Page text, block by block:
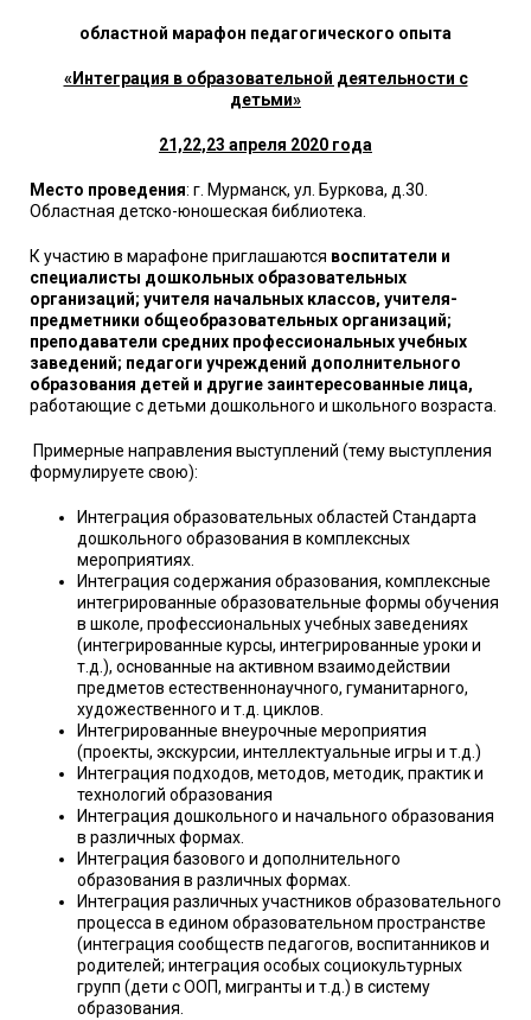
областной марафон педагогического опыта
«Интеграция в образовательной деятельности с
детьми»
21,22,23 апреля 2020 года
Место проведения: г. Мурманск, ул. Буркова, д.30.
Областная детско-юношеская библиотека.
К участию в марафоне приглашаются воспитатели и
специалисты дошкольных образовательных
организаций; учителя начальных классов, учителя-
предметники общеобразовательных организаций;
преподаватели средних профессиональных учебных
заведений; педагоги учреждений дополнительного
образования детей и другие заинтересованные лица,
работающие с детьми дошкольного и школьного возраста.
Примерные направления выступлений (тему выступления
формулируете свою):
Интеграция образовательных областей Стандарта
дошкольного образования в комплексных
мероприятиях.
Интеграция содержания образования, комплексные
интегрированные образовательные формы обучения
в школе, профессиональных учебных заведениях
(интегрированные курсы, интегрированные уроки и
т.д.), основанные на активном взаимодействии
предметов естественнонаучного, гуманитарного,
художественного и т.д. циклов.
Интегрированные внеурочные мероприятия
(проекты, экскурсии, интеллектуальные игры и т.д.)
Интеграция подходов, методов, методик, практик и
технологий образования
Интеграция дошкольного и начального образования
в различных формах.
Интеграция базового и дополнительного
образования в различных формах.
Интеграция различных участников образовательного
процесса в едином образовательном пространстве
(интеграция сообществ педагогов, воспитанников и
родителей; интеграция особых социокультурных
групп (дети с ООП, мигранты и т.д.) в систему
образования.